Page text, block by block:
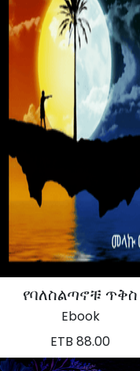
የባለስልጣኖቹ ጥቅስ
Ebook
ETB 88.00